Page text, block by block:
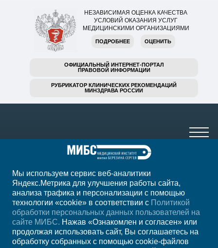
НЕЗАВИСИМАЯ ОЦЕНКА КАЧЕСТВА
УСЛОВИЙ ОКАЗАНИЯ УСЛУГ
МЕДИЦИНСКИМИ ОРГАНИЗАЦИЯМИ
ПОДРОБНЕЕ ОЦЕНИТЬ
ОФИЦИАЛЬНЫЙ ИНТЕРНЕТ-ПОРТАЛ
ПРАВОВОЙ ИНФОРМАЦИИ
РУБРИКАТОР КЛИНИЧЕСКИХ РЕКОМЕНДАЦИЙ
МИНЗДРАВА РОССИИ
+7 (4752) 63-33-63
ежедн. 7.00-23.00
РегионТамбов
Мы используем сервис веб-аналитики
Яндекс.Метрика для улучшения работы сайта,
анализа трафика и персонализации с помощью
технологии «cookie» в соответствии с Политикой
обработки персональных данных пользователей на
сайте МИБС. Нажав «Ознакомлен и согласен» или
продолжая использовать сайт, Вы соглашаетесь на
обработку собранных с помощью cookie-файлов